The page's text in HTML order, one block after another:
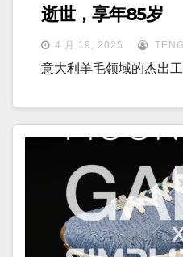
逝世，享年85岁
4 月 19, 2025 TENG
意大利羊毛领域的杰出